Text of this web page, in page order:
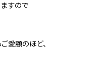
すので
愛顧のほど、